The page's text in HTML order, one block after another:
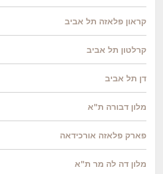
קראון פלאזה תל אביב
קרלטון תל אביב
דן תל אביב
מלון דבורה ת"א
פארק פלאזה אורכידאה
מלון דה לה מר ת"א